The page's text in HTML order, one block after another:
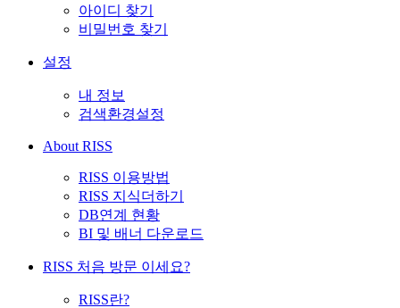
아이디 찾기
비밀번호 찾기
설정
내 정보
검색환경설정
About RISS
RISS 이용방법
RISS 지식더하기
DB연계 현황
BI 및 배너 다운로드
RISS 처음 방문 이세요?
RISS란?